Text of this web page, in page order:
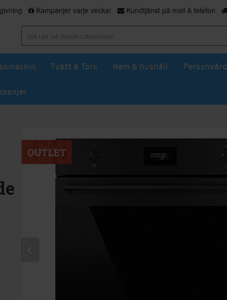
Kampanjer varje vecka! Kundtjänst på mail & telefon
Tvätt & Tork Hem & hushåll Personvård